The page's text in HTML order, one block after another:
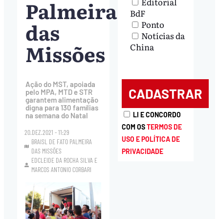
Palmeira
das
Missões
Ação do MST, apoiada
pelo MPA, MTD e STR
garantem alimentação
digna para 130 famílias
na semana do Natal
20.DEZ.2021 - 11:29
BRAISL DE FATO PALMEIRA
DAS MISSÕES
EDCLEIDE DA ROCHA SILVA E
MARCOS ANTONIO CORBARI
BdF
Ponto
Notícias da
China
LI E CONCORDO
COM OSTERMOS DE
USO E POLÍTICA DE
PRIVACIDADE